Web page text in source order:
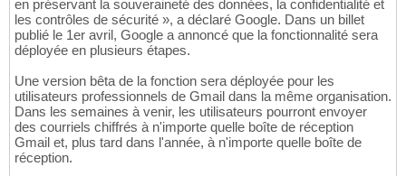
en préservant la souveraineté des données, la confidentialité et
les contrôles de sécurité », a déclaré Google. Dans un billet
publié le 1er avril, Google a annoncé que la fonctionnalité sera
déployée en plusieurs étapes.
Une version bêta de la fonction sera déployée pour les
utilisateurs professionnels de Gmail dans la même organisation.
Dans les semaines à venir, les utilisateurs pourront envoyer
des courriels chiffrés à n'importe quelle boîte de réception
Gmail et, plus tard dans l'année, à n'importe quelle boîte de
réception.